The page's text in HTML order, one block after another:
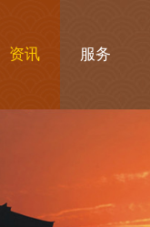
资讯 服务